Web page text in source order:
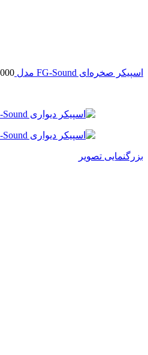
اسپیکر صخره‌ای FG-Sound مدل FG-600
بزرگنمایی تصویر